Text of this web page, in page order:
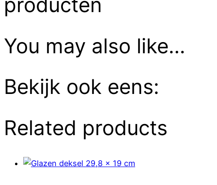
You may also like…
Bekijk ook eens:
Related products